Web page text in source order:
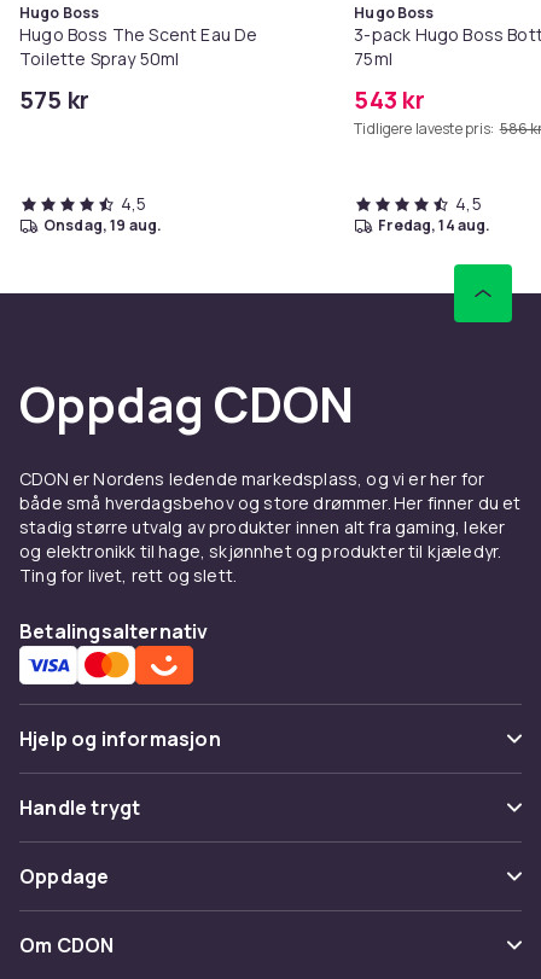
Hugo Boss
Hugo Boss The Scent Eau De
Toilette Spray 50ml
575 kr
4,5
onsdag, 19 aug.
Hugo Boss
3-pack Hugo Boss
75ml
543 kr
Tidligere laveste pris: 586
4,5
fredag, 14 aug.
Oppdag CDON
CDON er Nordens ledende markedsplass, og vi er her for
både små hverdagsbehov og store drømmer. Her finner du et
stadig større utvalg av produkter innen alt fra gaming, leker
og elektronikk til hage, skjønnhet og produkter til kjæledyr.
Ting for livet, rett og slett.
Betalingsalternativ
Hjelp og informasjon
Vanlige spørsmål
Spor pakke
Angre & returner her
Kontakt oss
Handle trygt
Betaling
Levering
Oppdage
Kategorier
Om CDON